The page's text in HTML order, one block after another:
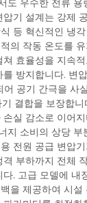
도 우수한 전류 용
기 설계는 강제
등 혁신적인 냉
의 작동 온도를
효율성을 지속
방지합니다. 변
공기 간극을 사
결합을 보장합
실 감소로 이어
지 소비의 상당 부
전원 공급 변압
부하까지 전체
. 고급 모델에 내
을 제공하여 시